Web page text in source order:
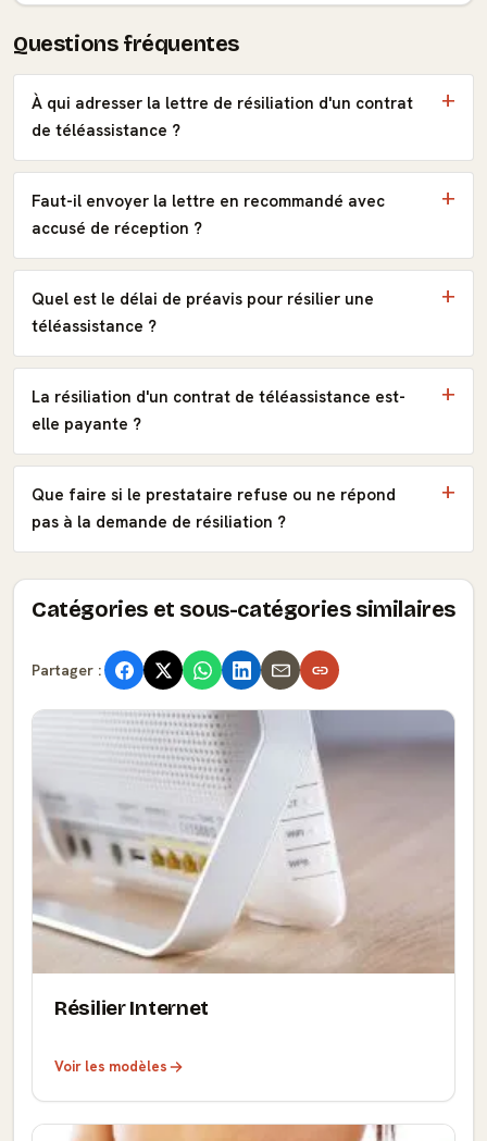
Questions fréquentes
À qui adresser la lettre de résiliation d'un contrat
de téléassistance ?
Faut-il envoyer la lettre en recommandé avec
accusé de réception ?
Quel est le délai de préavis pour résilier une
téléassistance ?
La résiliation d'un contrat de téléassistance est-
elle payante ?
Que faire si le prestataire refuse ou ne répond
pas à la demande de résiliation ?
Catégories et sous-catégories similaires
Partager :
Résilier Internet
Voir les modèles